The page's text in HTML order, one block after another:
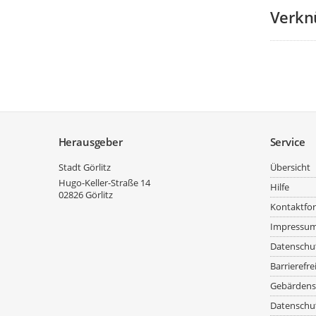
Herausgeber
Stadt Görlitz
Hugo-Keller-Straße 14
02826Görlitz
Service
Übersicht
Hilfe